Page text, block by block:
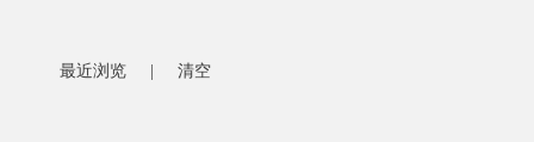
最近浏览 清空